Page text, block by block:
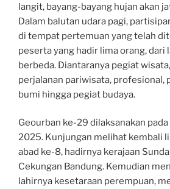
langit, bayang-bayang hujan akan
Dalam balutan udara pagi,
di tempat pertemuan yang telah
peserta yang hadir lima orang, dari
berbeda. Diantaranya pegiat
perjalanan pariwisata, profesional,
bumi hingga pegiat budaya.
Geourban ke-29 dilaksanakan
2025. Kunjungan melihat kembali
abad ke-8, hadirnya kerajaan
Cekungan Bandung. Kemudian
lahirnya kesetaraan perempuan,